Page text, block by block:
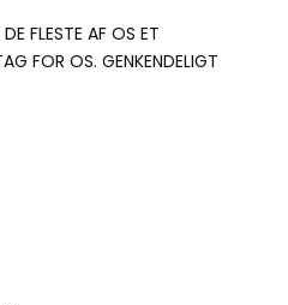
FLESTE AF OS ET
FOR OS. GENKENDELIGT